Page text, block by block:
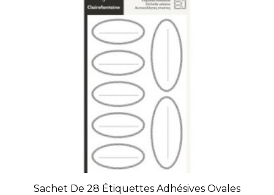
Sachet De 28 Étiquettes Adhésives Ovales